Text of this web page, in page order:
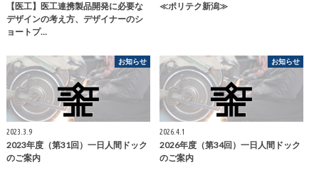
【医工】医工連携製品開発に必要な
デザインの考え方、デザイナーのシ
ョートプ…
≪ポリテク新潟≫
お知らせ
2023.3.9
2023年度（第31回）一日人間ドック
のご案内
お知らせ
2026.4.1
2026年度（第34回）一日人間ドック
のご案内